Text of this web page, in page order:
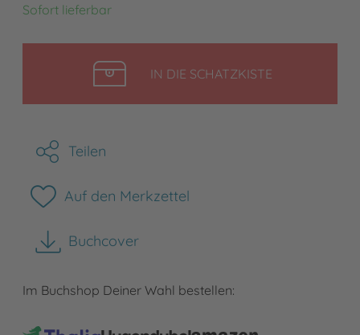
Sofort lieferbar
IN DIE SCHATZKISTELEGEN
Teilen
Auf den Merkzettel
Buchcover
herunterladen
Im Buchshop Deiner Wahl bestellen: